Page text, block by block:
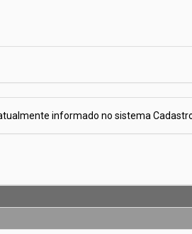
informado no sistema